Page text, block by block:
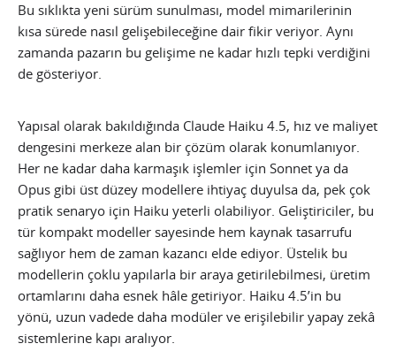
Bu sıklıkta yeni sürüm sunulması, model mimarilerinin
kısa sürede nasıl gelişebileceğine dair fikir veriyor. Aynı
zamanda pazarın bu gelişime ne kadar hızlı tepki verdiğini
de gösteriyor.
Yapısal olarak bakıldığında Claude Haiku 4.5, hız ve maliyet
dengesini merkeze alan bir çözüm olarak konumlanıyor.
Her ne kadar daha karmaşık işlemler için Sonnet ya da
Opus gibi üst düzey modellere ihtiyaç duyulsa da, pek çok
pratik senaryo için Haiku yeterli olabiliyor. Geliştiriciler, bu
tür kompakt modeller sayesinde hem kaynak tasarrufu
sağlıyor hem de zaman kazancı elde ediyor. Üstelik bu
modellerin çoklu yapılarla bir araya getirilebilmesi, üretim
ortamlarını daha esnek hâle getiriyor. Haiku 4.5’in bu
yönü, uzun vadede daha modüler ve erişilebilir yapay zekâ
sistemlerine kapı aralıyor.